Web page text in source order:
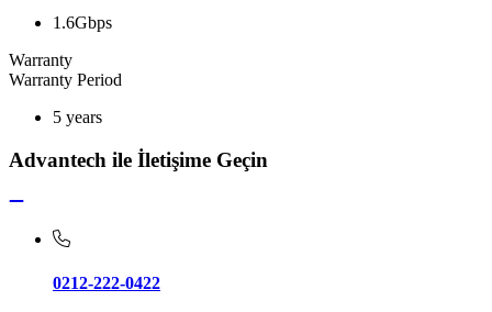
1.6Gbps
Warranty
Warranty Period
5 years
Advantech ile İletişime Geçin
0212-222-0422